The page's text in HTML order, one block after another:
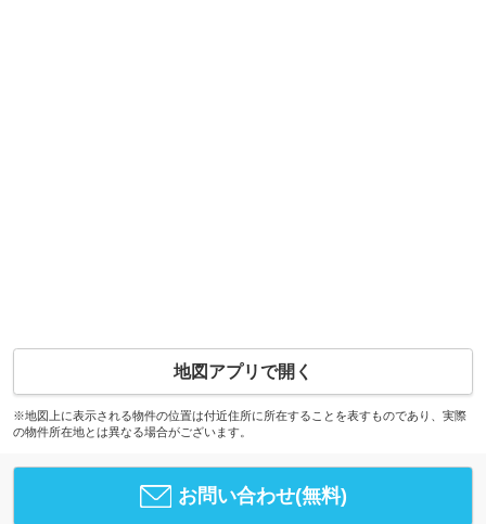
地図アプリで開く
※地図上に表示される物件の位置は付近住所に所在することを表すものであり、実際
の物件所在地とは異なる場合がございます。
お問い合わせ(無料)